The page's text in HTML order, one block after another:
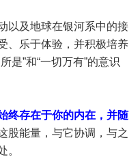
以及地球在银河系中的接
、乐于体验，并积极培养
是”和“一切万有”的意识
终存在于你的内在，并随
股能量，与它协调，与之
。